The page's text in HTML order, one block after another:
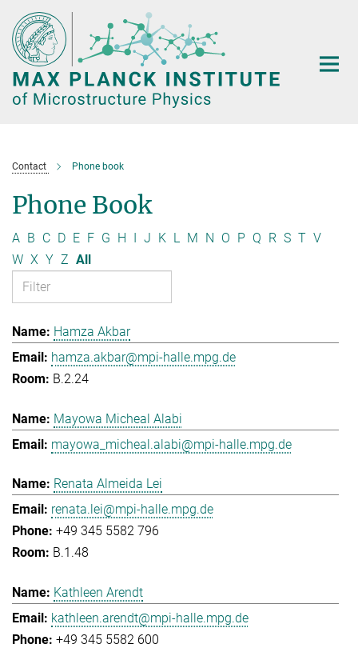
Main-
Content
Contact Phone book
Phone Book
A B C D E F G H I J K L M N O P Q R S T V
W X Y Z All
Hamza Akbar
hamza.akbar@mpi-halle.mpg.de
B.2.24
Mayowa Micheal Alabi
mayowa_micheal.alabi@mpi-halle.mpg.de
Renata Almeida Lei
renata.lei@mpi-halle.mpg.de
+49 345 5582 796
B.1.48
Kathleen Arendt
kathleen.arendt@mpi-halle.mpg.de
+49 345 5582 600